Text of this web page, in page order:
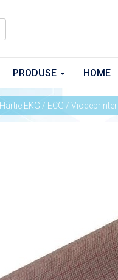
PRODUSE HOME
Hartie EKG / ECG / Viodeprinter